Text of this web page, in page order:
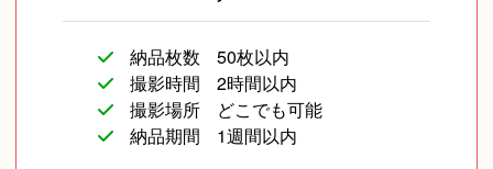
納品枚数
50枚以内
撮影時間
2時間以内
撮影場所
どこでも可能
納品期間
1週間以内